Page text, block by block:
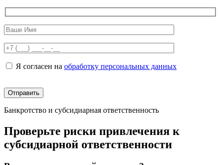
Я согласен на обработку персональных данных
Банкротство и субсидиарная ответственность
Проверьте риски привлечения к
субсидиарной ответственности